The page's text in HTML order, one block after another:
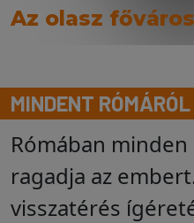
Az olasz
MINDENT RÓMÁRÓL
Rómában
ragadja az
visszatérés